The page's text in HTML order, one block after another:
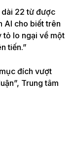
dài 22 từ được
AI cho biết trên
tỏ lo ngại về một
tiến.”
đích vượt
Trung tâm